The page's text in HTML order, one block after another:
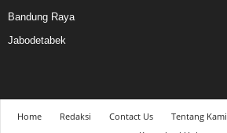
Bandung Raya
Jabodetabek
Home Redaksi Contact Us Tentang Kami